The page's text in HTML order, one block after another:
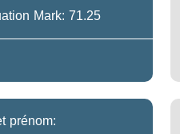
Mark: 71.25
prénom: